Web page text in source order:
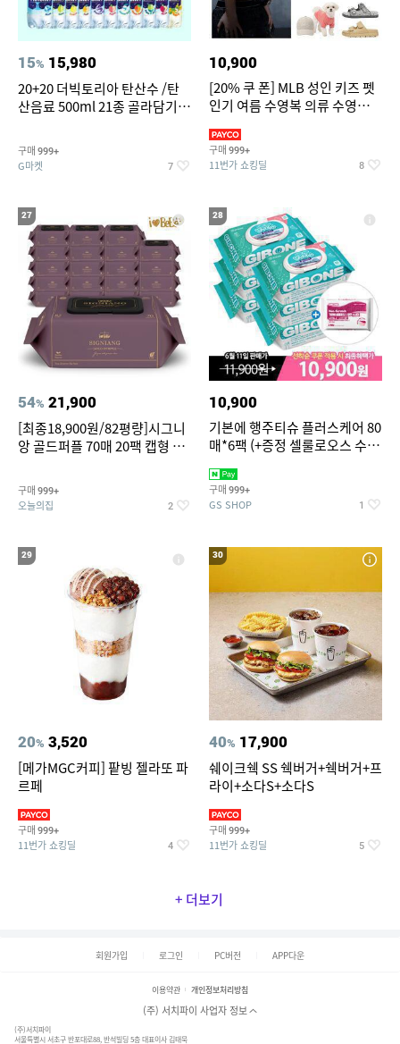
15% 15,980
20+20 더빅토리아 탄산수 /탄
산음료 500ml 21종 골라담기
구매 999+
G마켓 7
10,900
[20% 쿠 폰] MLB 성인 키즈 펫
인기 여름 수영복 의류 수영복
구매 999+
11번가 쇼킹딜 8
27
54% 21,900
[최종18,900원/82평량]시그니
앙 골드퍼플 70매 20팩 캡형 아
구매 999+
오늘의집 2
28
10,900
기본에 행주티슈 플러스케어 80
매*6팩 (+증정 셀룰로오스 수세
구매 999+
GS SHOP 1
29
20% 3,520
[메가MGC커피] 팥빙 젤라또 파
르페
구매 999+
11번가 쇼킹딜 4
30
40% 17,900
쉐이크쉑 SS 쉑버거+쉑버거+프
라이+소다S+소다S
구매 999+
11번가 쇼킹딜 5
+ 더보기
회원가입 로그인 PC버전 APP다운
이용약관 개인정보처리방침
(주) 서치파이 사업자 정보
(주)서치파이
서울특별시 서초구 반포대로88, 반석빌딩 5층 대표이사 김태묵